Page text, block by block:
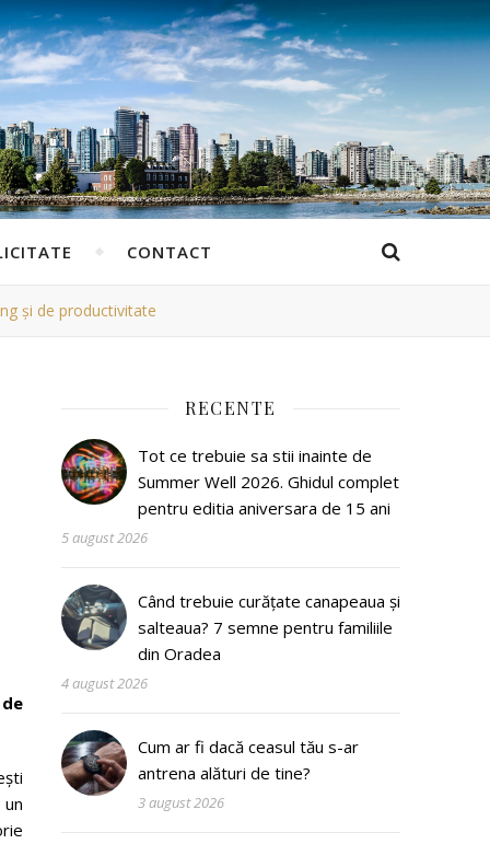
CONTACT
și de productivitate
RECENTE
Tot ce trebuie sa stii inainte de
Summer Well 2026. Ghidul complet
pentru editia aniversara de 15 ani
5 august 2026
Când trebuie curățate canapeaua și
salteaua? 7 semne pentru familiile
din Oradea
4 august 2026
Cum ar fi dacă ceasul tău s-ar
antrena alături de tine?
3 august 2026